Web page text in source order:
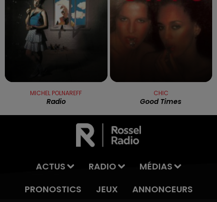
MICHEL POLNAREFF
Radio
CHIC
Good Times
ACTUS RADIO
MÉDIAS
PRONOSTICS
JEUX ANNONCEURS